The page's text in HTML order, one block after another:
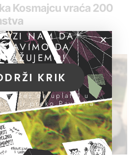
Kosmajcu vraća 200
NAM DA
DA
KRIK
možeš da uplatiš u
ili preko PayPal-a